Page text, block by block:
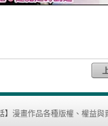
】漫畫作品各種版權、權益與